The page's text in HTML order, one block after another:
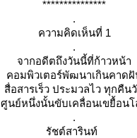
***************
.
ความคิดเห็นที่ 1
.
จากอดีตถึงวันนี้ที่ก้าวหน้า
คอมพิวเตอร์พัฒนาเกินคาด
สื่อสารเร็ว ประมวลไว ทุกคืน
ศูนย์หนึ่งนั้นขับเคลื่อนเขยื้อนโ
.
รัชต์สารินท์